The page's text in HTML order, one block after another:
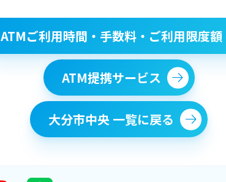
ATMご利用時間・手数料・ご利用限度額
ATM提携サービス
大分市中央 一覧に戻る